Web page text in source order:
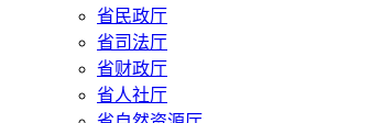
省民政厅
省司法厅
省财政厅
省人社厅